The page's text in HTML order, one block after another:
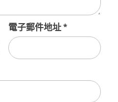
電子郵件地址*